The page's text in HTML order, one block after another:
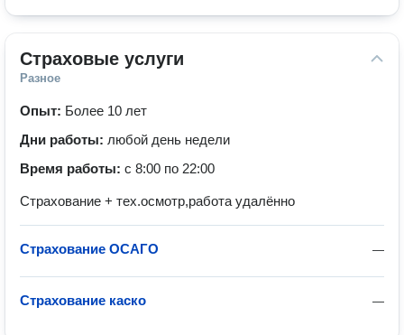
Страховые услуги
Разное
Опыт: Более 10 лет
Дни работы: любой день недели
Время работы: с 8:00 по 22:00
Страхование + тех.осмотр,работа удалённо
—
Страхование ОСАГО
—
Страхование каско